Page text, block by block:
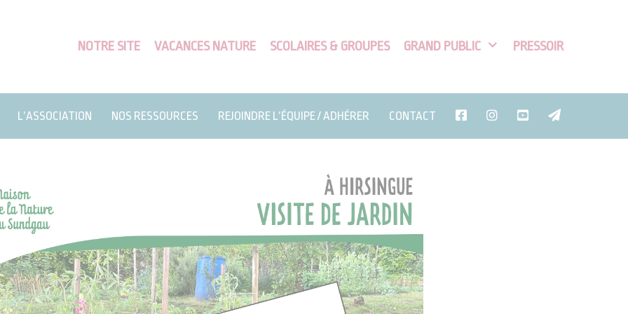
NOTRE SITE VACANCES NATURE SCOLAIRES & GROUPES GRAND PUBLIC PRESSOIR
L’ASSOCIATION NOS RESSOURCES REJOINDRE L’ÉQUIPE / ADHÉRER CONTACT